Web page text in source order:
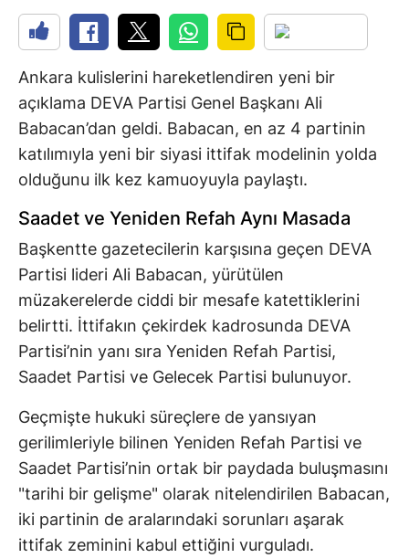
Ankara kulislerini hareketlendiren yeni bir
açıklama DEVA Partisi Genel Başkanı Ali
Babacan’dan geldi. Babacan, en az 4 partinin
katılımıyla yeni bir siyasi ittifak modelinin yolda
olduğunu ilk kez kamuoyuyla paylaştı.
Saadet ve Yeniden Refah Aynı Masada
Başkentte gazetecilerin karşısına geçen DEVA
Partisi lideri Ali Babacan, yürütülen
müzakerelerde ciddi bir mesafe katettiklerini
belirtti. İttifakın çekirdek kadrosunda DEVA
Partisi’nin yanı sıra Yeniden Refah Partisi,
Saadet Partisi ve Gelecek Partisi bulunuyor.
Geçmişte hukuki süreçlere de yansıyan
gerilimleriyle bilinen Yeniden Refah Partisi ve
Saadet Partisi’nin ortak bir paydada buluşmasını
"tarihi bir gelişme" olarak nitelendirilen Babacan,
iki partinin de aralarındaki sorunları aşarak
ittifak zeminini kabul ettiğini vurguladı.